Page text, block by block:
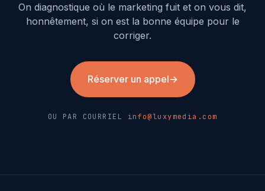
On diagnostique où le marketing fuit et on vous dit,
honnêtement, si on est la bonne équipe pour le
corriger.
Réserver un appel→
OU PAR COURRIEL info@luxymedia.com